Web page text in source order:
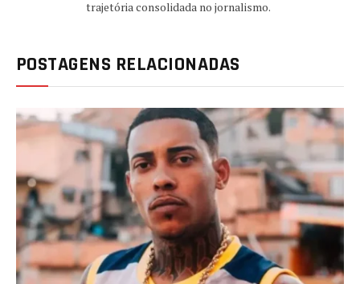
trajetória consolidada no jornalismo.
POSTAGENS RELACIONADAS